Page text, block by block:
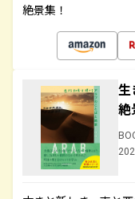
絶景集！
生
絶